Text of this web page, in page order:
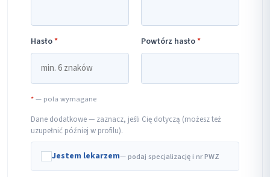
Hasło* Powtórz hasło*
*— pola wymagane
Dane dodatkowe — zaznacz, jeśli Cię dotyczą (możesz też
uzupełnić później w profilu).
Jestem lekarzem— podaj specjalizację i nr PWZ